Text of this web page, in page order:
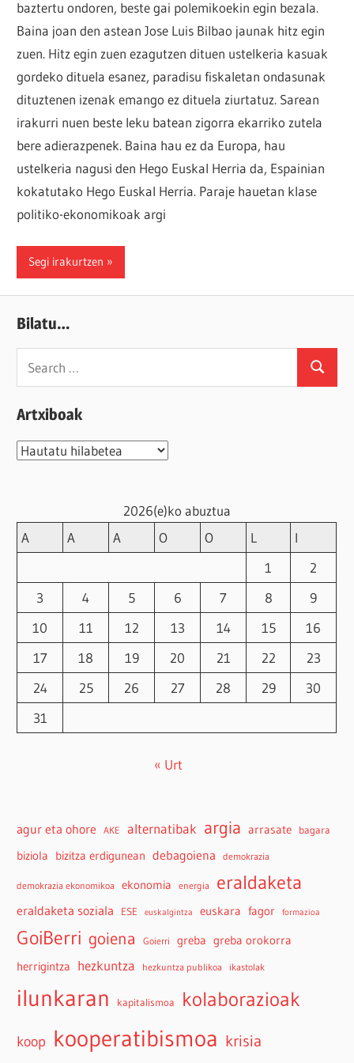
baztertu ondoren, beste gai polemikoekin egin bezala.
Baina joan den astean Jose Luis Bilbao jaunak hitz egin
zuen. Hitz egin zuen ezagutzen dituen ustelkeria kasuak
gordeko dituela esanez, paradisu fiskaletan ondasunak
dituztenen izenak emango ez dituela ziurtatuz. Sarean
irakurri nuen beste leku batean zigorra ekarriko zutela
bere adierazpenek. Baina hau ez da Europa, hau
ustelkeria nagusi den Hego Euskal Herria da, Espainian
kokatutako Hego Euskal Herria. Paraje hauetan klase
politiko-ekonomikoak argi
Segi irakurtzen
Bilatu…
Search
Artxiboak
Artxiboak
2026(e)ko abuztua
A
A A O O L
I
1
2
3
4 5 6 7 8
9
10
11 12 13 14 15
16
17
18 19 20 21 22
23
24
25 26 27 28 29
30
31
« Urt
agur eta ohore AKE alternatibak argia arrasate bagara
biziola bizitza erdigunean debagoiena demokrazia
demokrazia ekonomikoa ekonomia energia eraldaketa
eraldaketa soziala ESE euskalgintza euskara fagor formazioa
GoiBerri goiena Goierri greba greba orokorra
herrigintza
hezkuntza hezkuntza publikoa ikastolak
ilunkaran kapitalismoa kolaborazioak
koop kooperatibismoa krisia